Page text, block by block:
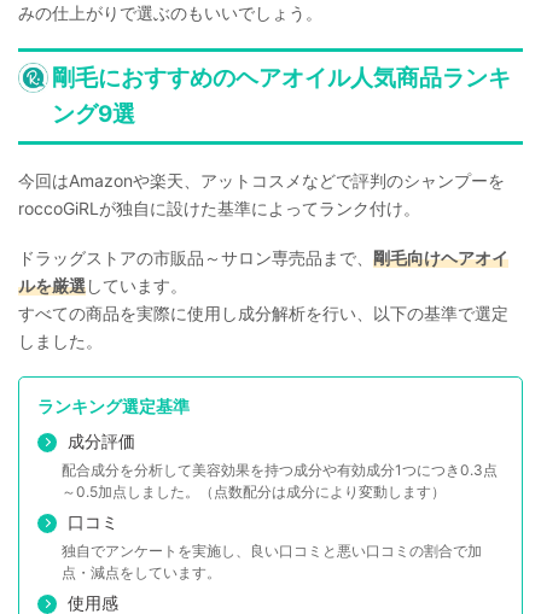
みの仕上がりで選ぶのもいいでしょう。
剛毛におすすめのヘアオイル人気商品ランキ
ング9選
今回はAmazonや楽天、アットコスメなどで評判のシャンプーを
roccoGiRLが独自に設けた基準によってランク付け。
ドラッグストアの市販品～サロン専売品まで、 剛毛向けヘアオイ
ルを厳選しています。
すべての商品を実際に使用し成分解析を行い、以下の基準で選定
しました。
ランキング選定基準
成分評価
配合成分を分析して美容効果を持つ成分や有効成分1つにつき0.3点
～0.5加点しました。（点数配分は成分により変動します）
口コミ
独自でアンケートを実施し、良い口コミと悪い口コミの割合で加
点・減点をしています。
使用感